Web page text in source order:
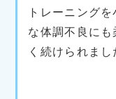
トレーニング
な体調不良に
く続けられまし